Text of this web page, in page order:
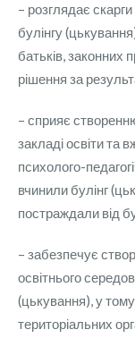
– розглядає
булінгу
батьків, законних
рішення за
– сприяє
закладі освіти та
психолого-
вчинили булінг
постраждали від
– забезпечує
освітнього
(цькування), у
територіальних